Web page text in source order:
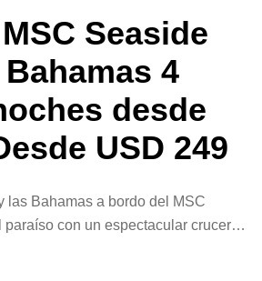
Seaside
4
desde
USD 249
las Bahamas a bordo del MSC
con un espectacular crucero
bordo del moderno MSC Seaside,
innovadores de MSC Cruceros.